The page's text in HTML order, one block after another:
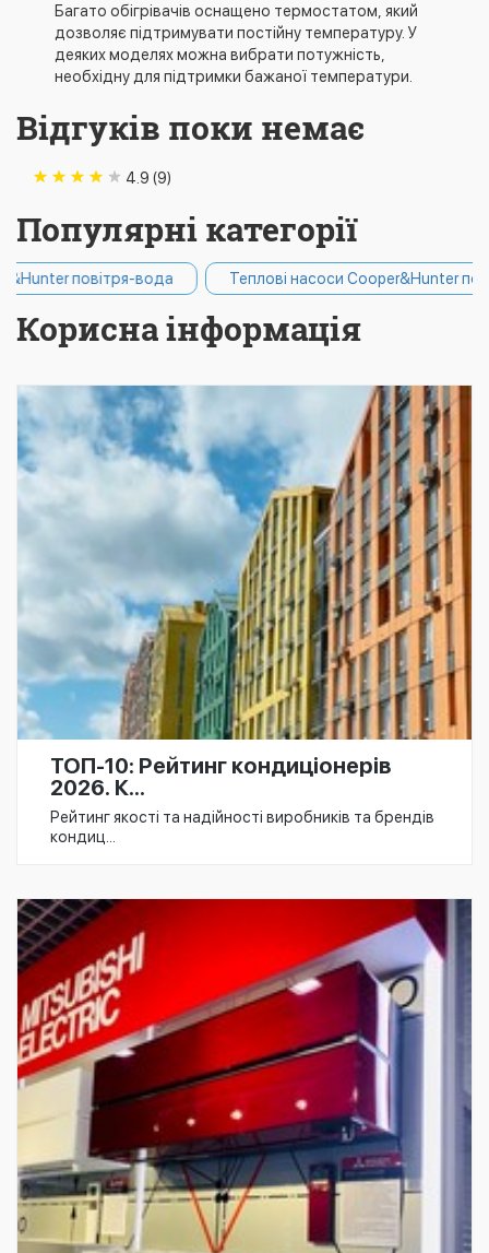
Багато обігрівачів оснащено термостатом, який
дозволяє підтримувати постійну температуру. У
деяких моделях можна вибрати потужність,
необхідну для підтримки бажаної температури.
Відгуків поки немає
4.9 (9)
Популярні категорії
вода Теплові насоси Cooper&Hunter повітря-повітря
Корисна інформація
ТОП-10: Рейтинг кондиціонерів
2026. К...
Рейтинг якості та надійності виробників та брендів
кондиц...